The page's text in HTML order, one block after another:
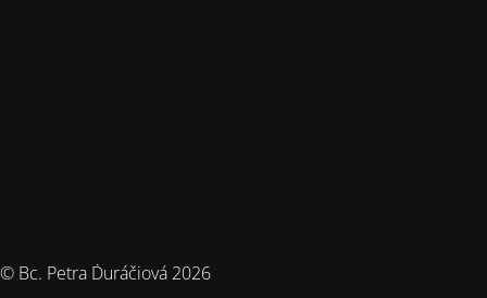
© Bc. Petra Ďuráčiová 2026